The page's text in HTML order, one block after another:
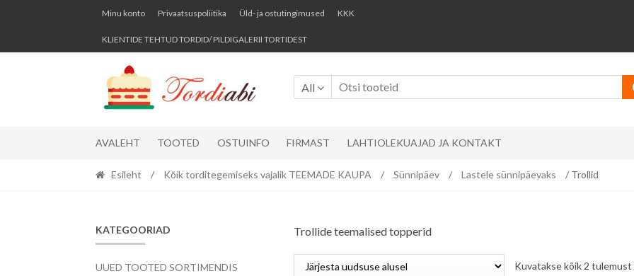
Skip
navigation
Skip
content
Minu konto Privaatsuspoliitika Üld- ja ostutingimused KKK
KLIENTIDE TEHTUD TORDID/ PILDIGALERII TORTIDEST
All
AVALEHT TOOTED OSTUINFO FIRMAST LAHTIOLEKUAJAD JA KONTAKT
Esileht / Kõik torditegemiseks vajalik TEEMADE KAUPA / Sünnipäev / Lastele sünnipäevaks / Trollid
Trollide teemalised topperid
Kuvatakse kõik 2 tulemust
KATEGOORIAD
UUED TOOTED SORTIMENDIS